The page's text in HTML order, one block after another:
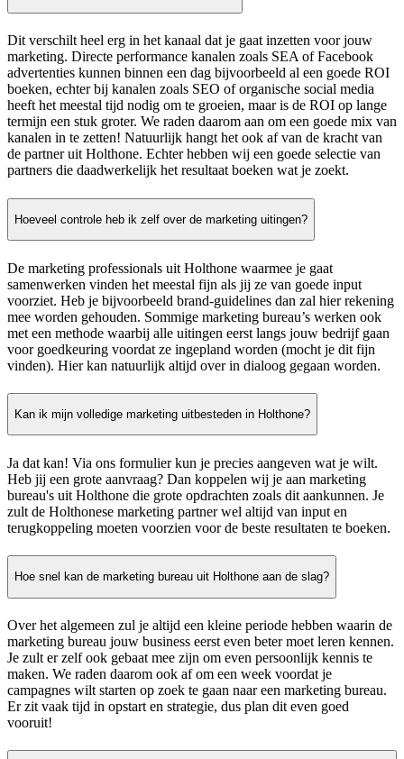
Dit verschilt heel erg in het kanaal dat je gaat inzetten voor jouw
marketing. Directe performance kanalen zoals SEA of Facebook
advertenties kunnen binnen een dag bijvoorbeeld al een goede ROI
boeken, echter bij kanalen zoals SEO of organische social media
heeft het meestal tijd nodig om te groeien, maar is de ROI op lange
termijn een stuk groter. We raden daarom aan om een goede mix van
kanalen in te zetten! Natuurlijk hangt het ook af van de kracht van
de partner uit Holthone. Echter hebben wij een goede selectie van
partners die daadwerkelijk het resultaat boeken wat je zoekt.
Hoeveel controle heb ik zelf over de marketing uitingen?
De marketing professionals uit Holthone waarmee je gaat
samenwerken vinden het meestal fijn als jij ze van goede input
voorziet. Heb je bijvoorbeeld brand-guidelines dan zal hier rekening
mee worden gehouden. Sommige marketing bureau’s werken ook
met een methode waarbij alle uitingen eerst langs jouw bedrijf gaan
voor goedkeuring voordat ze ingepland worden (mocht je dit fijn
vinden). Hier kan natuurlijk altijd over in dialoog gegaan worden.
Kan ik mijn volledige marketing uitbesteden in Holthone?
Ja dat kan! Via ons formulier kun je precies aangeven wat je wilt.
Heb jij een grote aanvraag? Dan koppelen wij je aan marketing
bureau's uit Holthone die grote opdrachten zoals dit aankunnen. Je
zult de Holthonese marketing partner wel altijd van input en
terugkoppeling moeten voorzien voor de beste resultaten te boeken.
Hoe snel kan de marketing bureau uit Holthone aan de slag?
Over het algemeen zul je altijd een kleine periode hebben waarin de
marketing bureau jouw business eerst even beter moet leren kennen.
Je zult er zelf ook gebaat mee zijn om even persoonlijk kennis te
maken. We raden daarom ook af om een week voordat je
campagnes wilt starten op zoek te gaan naar een marketing bureau.
Er zit vaak tijd in opstart en strategie, dus plan dit even goed
vooruit!